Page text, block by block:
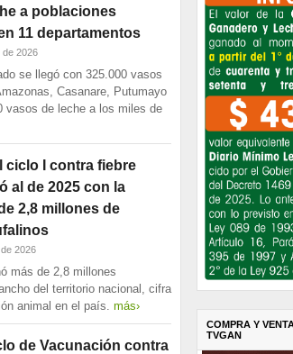
a poblaciones
11 departamentos
2026
se llegó con 325.000 vasos
Casanare, Putumayo
vasos de leche a los miles de
ciclo I contra fiebre
al de 2025 con la
2,8 millones de
2026
más de 2,8 millones
del territorio nacional, cifra
animal en el país. más›
de Vacunación contra
COMPRA Y
TVGAN